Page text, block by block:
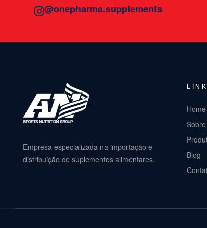
@onepharma.supplements
Empresa especializada na importação e
distribuição de suplementos alimentares.
Home
Blog